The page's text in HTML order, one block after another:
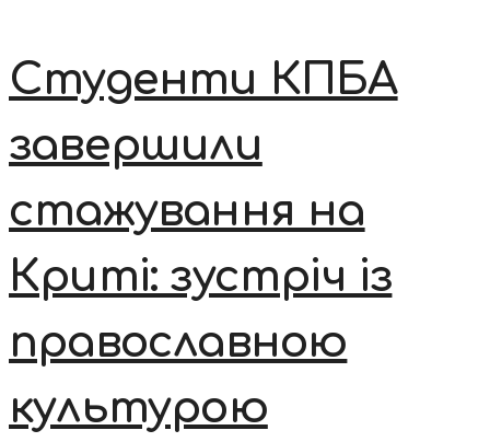
Студенти КПБА
завершили
стажування на
Криті: зустріч із
православною
культурою